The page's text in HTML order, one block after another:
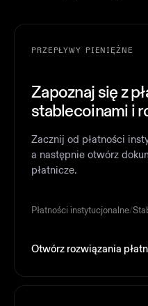
PRZEPŁYWY PIENIĘŻNE
Zapoznaj się z
stablecoinami i
Zacznij od płatności
a następnie otwórz
płatnicze.
Płatności instytucjonalne/
Otwórz rozwiązania